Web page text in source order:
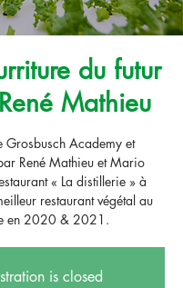
du futur
Mathieu
Grosbusch Academy et
René Mathieu et Mario
« La distillerie » à
restaurant végétal au
en 2020 & 2021.
is closed